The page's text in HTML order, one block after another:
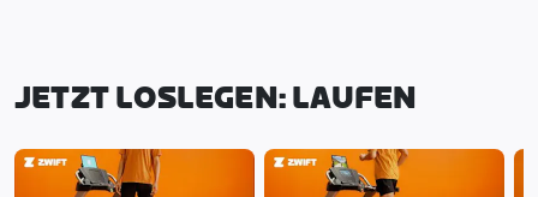
JETZT LOSLEGEN: LAUFEN